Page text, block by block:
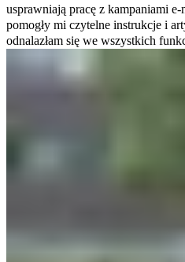
usprawniają pracę z kampaniami
pomogły mi czytelne instrukcje i
odnalazłam się we wszystkich